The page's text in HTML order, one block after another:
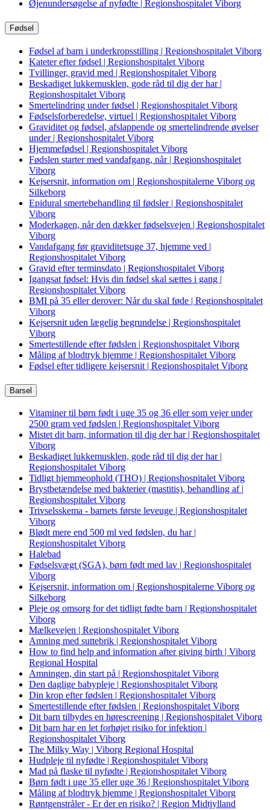
Øjenundersøgelse af nyfødte | Regionshospitalet Viborg
Fødsel
Fødsel af barn i underkropsstilling | Regionshospitalet Viborg
Kateter efter fødsel | Regionshospitalet Viborg
Tvillinger, gravid med | Regionshospitalet Viborg
Beskadiget lukkemusklen, gode råd til dig der har |
Regionshospitalet Viborg
Smertelindring under fødsel | Regionshospitalet Viborg
Fødselsforberedelse, virtuel | Regionshospitalet Viborg
Graviditet og fødsel, afslappende og smertelindrende øvelser
under | Regionshospitalet Viborg
Hjemmefødsel | Regionshospitalet Viborg
Fødslen starter med vandafgang, når | Regionshospitalet
Viborg
Kejsersnit, information om | Regionshospitalerne Viborg og
Silkeborg
Epidural smertebehandling til fødsler | Regionshospitalet
Viborg
Moderkagen, når den dækker fødselsvejen | Regionshospitalet
Viborg
Vandafgang før graviditetsuge 37, hjemme ved |
Regionshospitalet Viborg
Gravid efter terminsdato | Regionshospitalet Viborg
Igangsat fødsel: Hvis din fødsel skal sættes i gang |
Regionshospitalet Viborg
BMI på 35 eller derover: Når du skal føde | Regionshospitalet
Viborg
Kejsersnit uden lægelig begrundelse | Regionshospitalet
Viborg
Smertestillende efter fødslen | Regionshospitalet Viborg
Måling af blodtryk hjemme | Regionshospitalet Viborg
Fødsel efter tidligere kejsersnit | Regionshospitalet Viborg
Barsel
Vitaminer til børn født i uge 35 og 36 eller som vejer under
2500 gram ved fødslen | Regionshospitalet Viborg
Mistet dit barn, information til dig der har | Regionshospitalet
Viborg
Beskadiget lukkemusklen, gode råd til dig der har |
Regionshospitalet Viborg
Tidligt hjemmeophold (THO) | Regionshospitalet Viborg
Brystbetændelse med bakterier (mastitis), behandling af |
Regionshospitalet Viborg
Trivselsskema - barnets første leveuge | Regionshospitalet
Viborg
Blødt mere end 500 ml ved fødslen, du har |
Regionshospitalet Viborg
Halebad
Fødselsvægt (SGA), børn født med lav | Regionshospitalet
Viborg
Kejsersnit, information om | Regionshospitalerne Viborg og
Silkeborg
Pleje og omsorg for det tidligt fødte barn | Regionshospitalet
Viborg
Mælkevejen | Regionshospitalet Viborg
Amning med suttebrik | Regionshospitalet Viborg
How to find help and information after giving birth | Viborg
Regional Hospital
Amningen, din start på | Regionshospitalet Viborg
Den daglige babypleje | Regionshospitalet Viborg
Din krop efter fødslen | Regionshospitalet Viborg
Smertestillende efter fødslen | Regionshospitalet Viborg
Dit barn tilbydes en hørescreening | Regionshospitalet Viborg
Dit barn har en let forhøjet risiko for infektion |
Regionshospitalet Viborg
The Milky Way | Viborg Regional Hospital
Hudpleje til nyfødte | Regionshospitalet Viborg
Mad på flaske til nyfødte | Regionshospitalet Viborg
Børn født i uge 35 eller uge 36 | Regionshospitalet Viborg
Måling af blodtryk hjemme | Regionshospitalet Viborg
Røntgenstråler - Er der en risiko? | Region Midtjylland